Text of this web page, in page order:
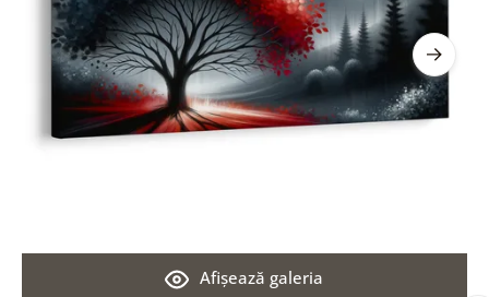
Afişează galeria